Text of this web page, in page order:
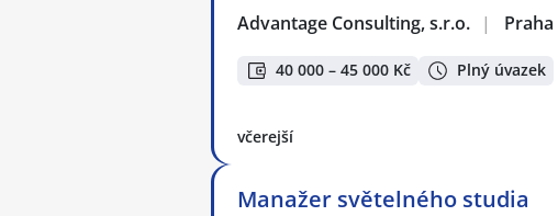
Advantage Consulting, s.r.o. | Praha
40 000 – 45 000 Kč Plný úvazek
včerejší
Manažer světelného studia